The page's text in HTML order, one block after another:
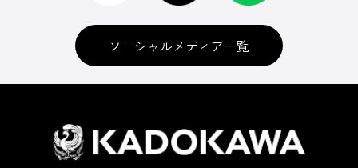
ソーシャルメディア一覧